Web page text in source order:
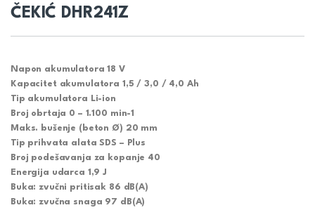
ČEKIĆ DHR241Z
Napon akumulatora 18 V
Kapacitet akumulatora 1,5 / 3,0 / 4,0 Ah
Tip akumulatora Li-ion
Broj obrtaja 0 – 1.100 min-1
Maks. bušenje (beton Ø) 20 mm
Tip prihvata alata SDS – Plus
Broj podešavanja za kopanje 40
Energija udarca 1,9 J
Buka: zvučni pritisak 86 dB(A)
Buka: zvučna snaga 97 dB(A)